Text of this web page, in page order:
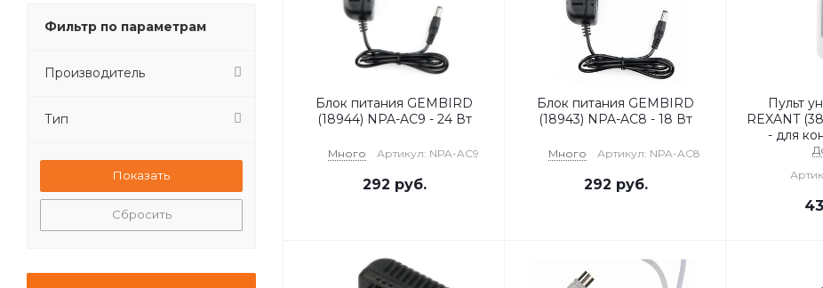
Блок питания GEMBIRD
(18944) NPA-AC9 - 24 Вт
Много Артикул: NPA-AC9
292 руб.
Блок питания GEMBIRD
(18943) NPA-AC8 - 18 Вт
Много Артикул: NPA-AC8
292 руб.
Пульт
REXANT
- для
Фильтр по параметрам
Производитель
Тип
Сбросить